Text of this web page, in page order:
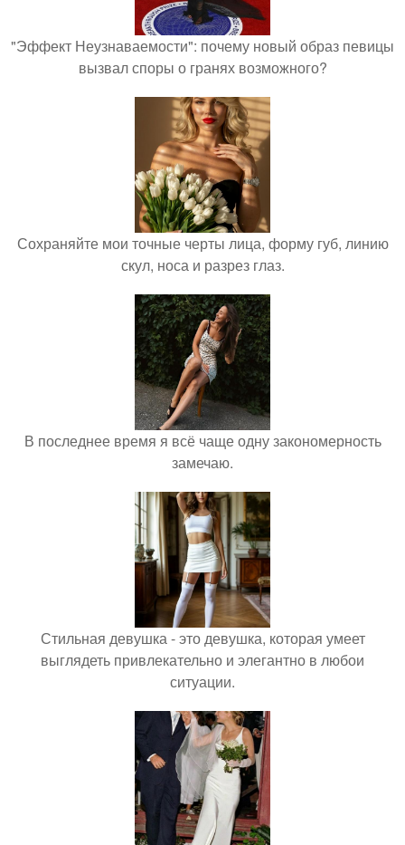
"Эффект Неузнаваемости": почему новый образ певицы
вызвал споры о гранях возможного?
Сохраняйте мои точные черты лица, форму губ, линию
скул, носа и разрез глаз.
В последнее время я всё чаще одну закономерность
замечаю.
Стильная девушка - это девушка, которая умеет
выглядеть привлекательно и элегантно в любои
ситуации.